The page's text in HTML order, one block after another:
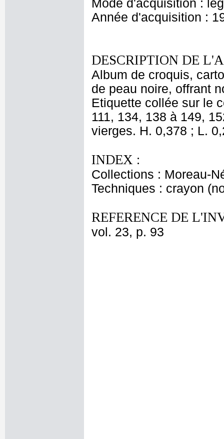
Mode d'acquisition :
Année d'acquisition :
DESCRIPTION DE
Album de croquis,
de peau noire, offrant
Etiquette collée sur le
111, 134, 138 à 149,
vierges. H. 0,378 ; L.
INDEX :
Collections : Moreau-
Techniques : crayon
REFERENCE DE
vol. 23, p. 93